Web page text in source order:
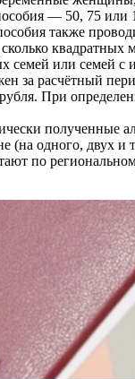
— 50, 75
также
квадратных
семей или семей с
за расчётный
При
полученные
одного, двух и
по